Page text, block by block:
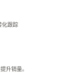
跟踪
升销量。